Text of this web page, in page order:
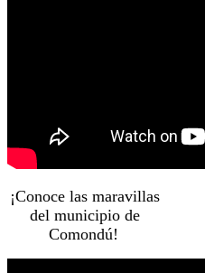
¡Conoce las maravillas
del municipio de
Comondú!